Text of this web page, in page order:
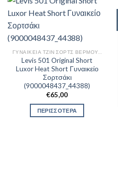
Levis 501 Original Short
Luxor Heat Short Γυναικείο
Σορτσάκι
(9000048437_44388)
€65,00
ΠΕΡΙΣΣΟΤΕΡΑ